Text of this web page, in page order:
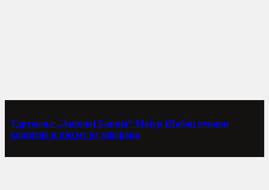
Удружење „Завичај Банија“ Мајур Шабац чувари
коријена и пјесме од заборава